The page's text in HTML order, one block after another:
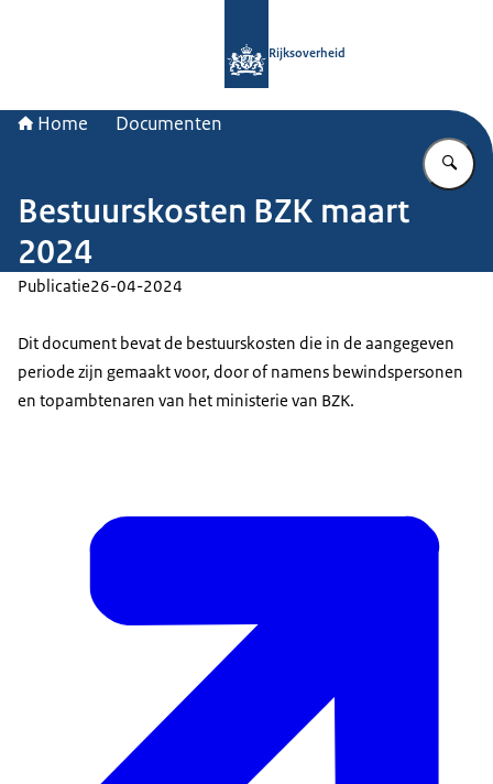
Rijksoverheid
Home Documenten
Bestuurskosten BZK maart
2024
Publicatie26-04-2024
Dit document bevat de bestuurskosten die in de aangegeven
periode zijn gemaakt voor, door of namens bewindspersonen
en topambtenaren van het ministerie van BZK.